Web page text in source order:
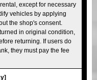
except for necessary
vehicles by applying
the shop's consent.
in original condition,
returning. If users do
they must pay the fee